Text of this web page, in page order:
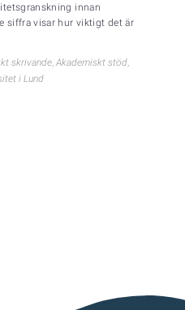
innan
siffra visar hur viktigt det är
skrivande Akademiskt stöd
i Lund